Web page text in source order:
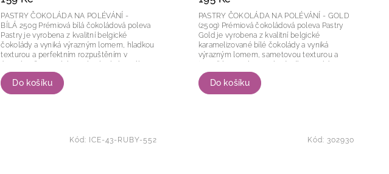
Do košíku
PASTRY ČOKOLÁDA NA POLÉVÁNÍ -
BÍLÁ 250g Prémiová bílá čokoládová poleva
Pastry je vyrobena z kvalitní belgické
čokolády a vyniká výrazným lomem, hladkou
texturou a perfektním rozpuštěním v
ústech. Díky vysokému obsahu kakaového
másla nabízí...
Do košíku
PASTRY ČOKOLÁDA NA POLÉVÁNÍ - GOLD
(250g) Prémiová čokoládová poleva Pastry
Gold je vyrobena z kvalitní belgické
karamelizované bílé čokolády a vyniká
výrazným lomem, sametovou texturou a
jemně karamelovou chutí. Díky vysoké
fluiditě je ideální...
Kód: ICE-43-RUBY-552 Kód: 302930